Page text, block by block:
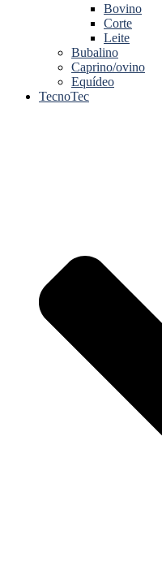
Bovino
Corte
Leite
Bubalino
Caprino/ovino
Equídeo
TecnoTec